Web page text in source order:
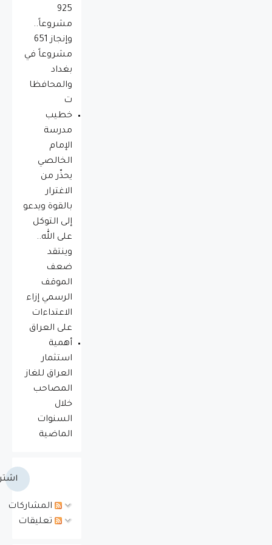
925
مشروعاً..
وإنجاز 651
مشروعاً في
بغداد
والمحافظا
ت
خطيب
مدرسة
الإمام
الخالصي
يحذّر من
الاغترار
بالقوة ويدعو
إلى التوكل
على الله..
وينتقد
ضعف
الموقف
الرسمي إزاء
الاعتداءات
على العراق
أهمية
استثمار
العراق للغاز
المصاحب
خلال
السنوات
الماضية
المشاركات
تعليقات